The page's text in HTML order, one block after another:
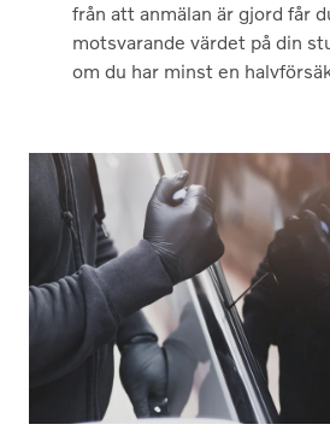
från att anmälan är gjord får
motsvarande värdet på din
om du har minst en